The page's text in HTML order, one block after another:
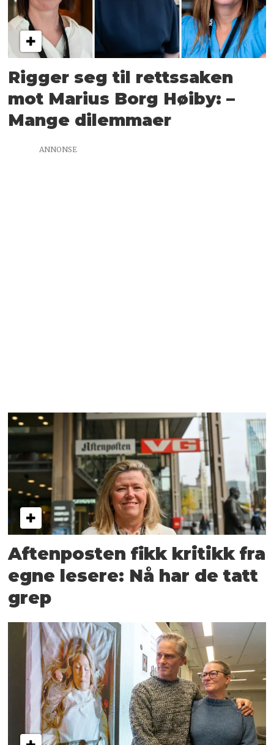
Rigger seg til rettssaken
mot Marius Borg Høiby: –
Mange dilemmaer
ANNONSE
Aftenposten fikk kritikk fra
egne lesere: Nå har de tatt
grep